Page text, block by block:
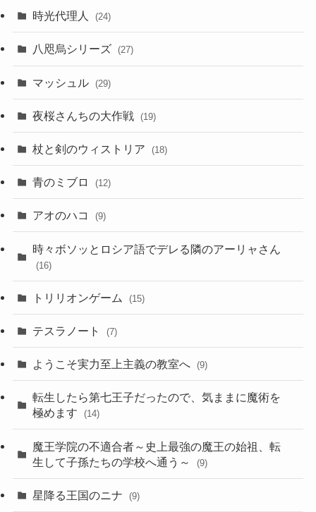
時光代理人 (24)
八咫烏シリーズ (27)
マッシュル (29)
夜桜さんちの大作戦 (19)
杖と剣のウィストリア (18)
青のミブロ (12)
アオのハコ (9)
時々ボソッとロシア語でデレる隣のアーリャさん
(16)
トリリオンゲーム (15)
テスラノート (7)
ようこそ実力至上主義の教室へ (9)
転生したら第七王子だったので、気ままに魔術を
極めます
(14)
魔王学院の不適合者～史上最強の魔王の始祖、転
生して子孫たちの学校へ通う～
(9)
星降る王国のニナ (9)